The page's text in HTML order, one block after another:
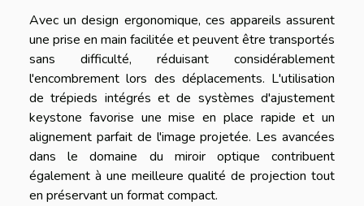
Avec un design ergonomique, ces appareils assurent
une prise en main facilitée et peuvent être transportés
sans difficulté, réduisant considérablement
l'encombrement lors des déplacements. L'utilisation
de trépieds intégrés et de systèmes d'ajustement
keystone favorise une mise en place rapide et un
alignement parfait de l'image projetée. Les avancées
dans le domaine du miroir optique contribuent
également à une meilleure qualité de projection tout
en préservant un format compact.